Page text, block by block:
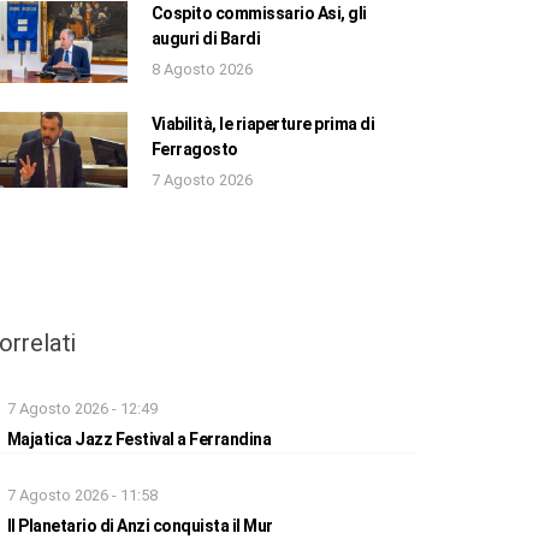
Cospito commissario Asi, gli
auguri di Bardi
8 Agosto 2026
Viabilità, le riaperture prima di
Ferragosto
7 Agosto 2026
7 Agosto 2026 - 12:49
Majatica Jazz Festival a Ferrandina
7 Agosto 2026 - 11:58
Il Planetario di Anzi conquista il Mur